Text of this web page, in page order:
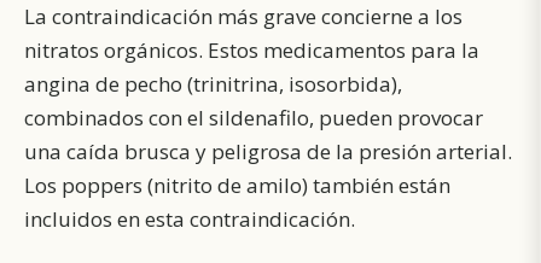
La contraindicación más grave concierne a los
nitratos orgánicos. Estos medicamentos para la
angina de pecho (trinitrina, isosorbida),
combinados con el sildenafilo, pueden provocar
una caída brusca y peligrosa de la presión arterial.
Los poppers (nitrito de amilo) también están
incluidos en esta contraindicación.